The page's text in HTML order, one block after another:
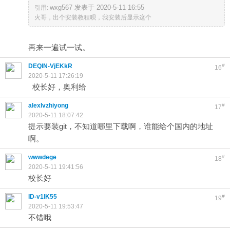
引用: wxg567 发表于 2020-5-11 16:55
火哥，出个安装教程呗，我安装后显示这个
再来一遍试一试。
16#
DEQIN-VjEKkR
2020-5-11 17:26:19
校长好，奥利给
17#
alexlvzhiyong
2020-5-11 18:07:42
提示要装git，不知道哪里下载啊，谁能给个国内的地址
啊。
18#
wwwdege
2020-5-11 19:41:56
校长好
19#
ID-v1lK55
2020-5-11 19:53:47
不错哦